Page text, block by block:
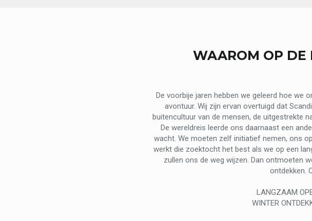
WAAROM OP DE
De voorbije jaren hebben we geleerd hoe we
avontuur. Wij zijn ervan overtuigd dat
buitencultuur van de mensen, de uitgestrekte
De wereldreis leerde ons daarnaast een
wacht. We moeten zelf initiatief nemen, ons
werkt die zoektocht het best als we op een
zullen ons de weg wijzen. Dan ontmoeten
ontdekken.
LANGZAAM
WINTER